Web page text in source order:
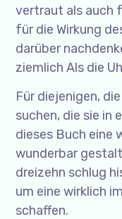
vertraut als auch
für die Wirkung
darüber
ziemlich Als die
Für diejenigen,
suchen, die sie in
dieses Buch eine
wunderbar
dreizehn schlug
um eine wirklich
schaffen.